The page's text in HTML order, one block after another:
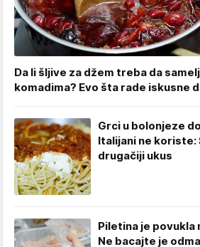
Da li šljive za džem treba da
komadima? Evo šta rade iskusne
Grci u bolonjeze
Italijani ne koriste:
drugačiji ukus
Piletina je
Ne bacajte je